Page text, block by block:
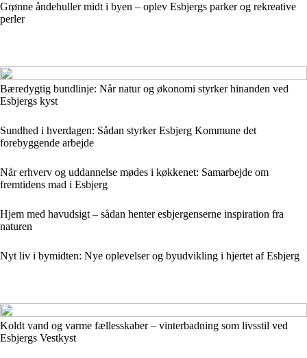
Grønne åndehuller midt i byen – oplev Esbjergs parker og rekreative
perler
Bæredygtig bundlinje: Når natur og økonomi styrker hinanden ved
Esbjergs kyst
Sundhed i hverdagen: Sådan styrker Esbjerg Kommune det
forebyggende arbejde
Når erhverv og uddannelse mødes i køkkenet: Samarbejde om
fremtidens mad i Esbjerg
Hjem med havudsigt – sådan henter esbjergenserne inspiration fra
naturen
Nyt liv i bymidten: Nye oplevelser og byudvikling i hjertet af Esbjerg
Koldt vand og varme fællesskaber – vinterbadning som livsstil ved
Esbjergs Vestkyst